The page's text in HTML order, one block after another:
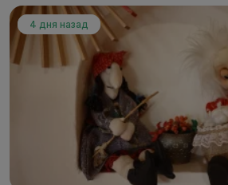
4 дня назад